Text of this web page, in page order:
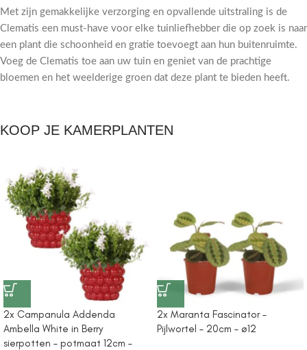
Met zijn gemakkelijke verzorging en opvallende uitstraling is de
Clematis een must-have voor elke tuinliefhebber die op zoek is naar
een plant die schoonheid en gratie toevoegt aan hun buitenruimte.
Voeg de Clematis toe aan uw tuin en geniet van de prachtige
bloemen en het weelderige groen dat deze plant te bieden heeft.
KOOP JE KAMERPLANTEN
2x Campanula Addenda
Ambella White in Berry
sierpotten – potmaat 12cm –
2x Maranta Fascinator –
Pijlwortel – 20cm – ø12